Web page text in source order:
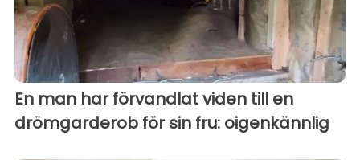
En man har förvandlat viden till en
drömgarderob för sin fru: oigenkännlig